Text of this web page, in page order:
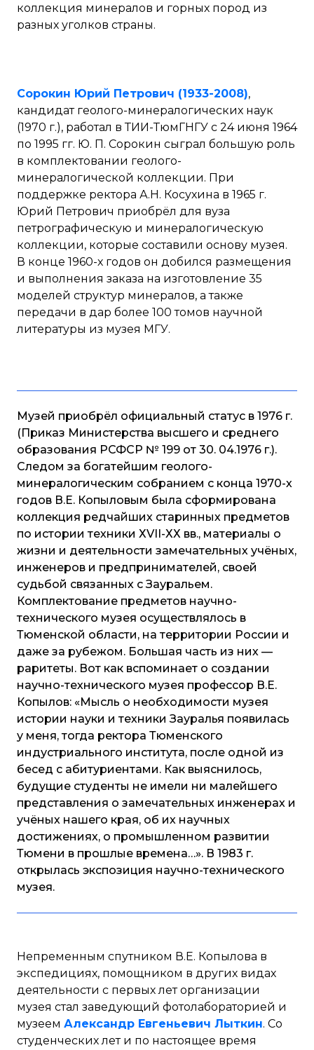
коллекция минералов и горных пород из
разных уголков страны.
Сорокин Юрий Петрович (1933-2008),
кандидат геолого-минералогических наук
(1970 г.), работал в ТИИ-ТюмГНГУ с 24 июня 1964
по 1995 гг. Ю. П. Сорокин сыграл большую роль
в комплектовании геолого-
минералогической коллекции. При
поддержке ректора А.Н. Косухина в 1965 г.
Юрий Петрович приобрёл для вуза
петрографическую и минералогическую
коллекции, которые составили основу музея.
В конце 1960-х годов он добился размещения
и выполнения заказа на изготовление 35
моделей структур минералов, а также
передачи в дар более 100 томов научной
литературы из музея МГУ.
Музей приобрёл официальный статус в 1976 г.
(Приказ Министерства высшего и среднего
образования РСФСР № 199 от 30. 04.1976 г.).
Следом за богатейшим геолого-
минералогическим собранием с конца 1970-х
годов В.Е. Копыловым была сформирована
коллекция редчайших старинных предметов
по истории техники ХVII-ХХ вв., материалы о
жизни и деятельности замечательных учёных,
инженеров и предпринимателей, своей
судьбой связанных с Зауральем.
Комплектование предметов научно-
технического музея осуществлялось в
Тюменской области, на территории России и
даже за рубежом. Большая часть из них —
раритеты. Вот как вспоминает о создании
научно-технического музея профессор В.Е.
Копылов: «Мысль о необходимости музея
истории науки и техники Зауралья появилась
у меня, тогда ректора Тюменского
индустриального института, после одной из
бесед с абитуриентами. Как выяснилось,
будущие студенты не имели ни малейшего
представления о замечательных инженерах и
учёных нашего края, об их научных
достижениях, о промышленном развитии
Тюмени в прошлые времена…». В 1983 г.
открылась экспозиция научно-технического
музея.
Непременным спутником В.Е. Копылова в
экспедициях, помощником в других видах
деятельности с первых лет организации
музея стал заведующий фотолабораторией и
музеем Александр Евгеньевич Лыткин. Со
студенческих лет и по настоящее время